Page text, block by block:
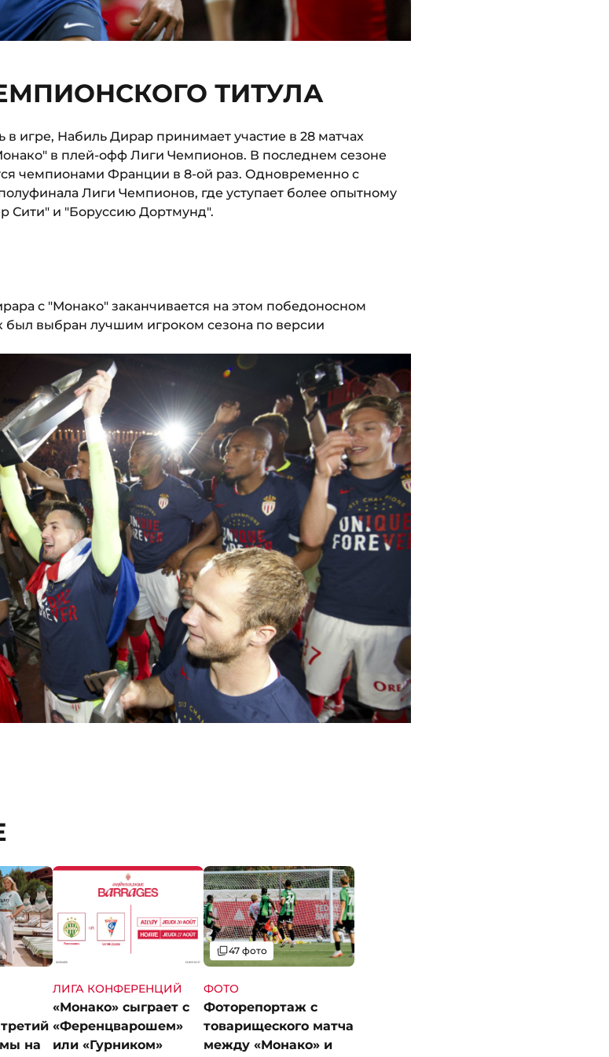
ТИТУЛА
игре, Набиль Дирар принимает участие в 28 матчах
в плей-офф Лиги Чемпионов. В последнем сезоне
чемпионами Франции в 8-ой раз. Одновременно с
Лиги Чемпионов, где уступает более опытному
Сити" и "Боруссию Дортмунд".
с "Монако" заканчивается на этом победоносном
был выбран лучшим игроком сезона по версии
на
ЛИГА КОНФЕРЕНЦИЙ
«Монако» сыграет с
«Ференцварошем»
или «Гурником»
ФОТО
Фоторепортаж с
товарищеского матча
между «Монако» и
Галерея
47 фото